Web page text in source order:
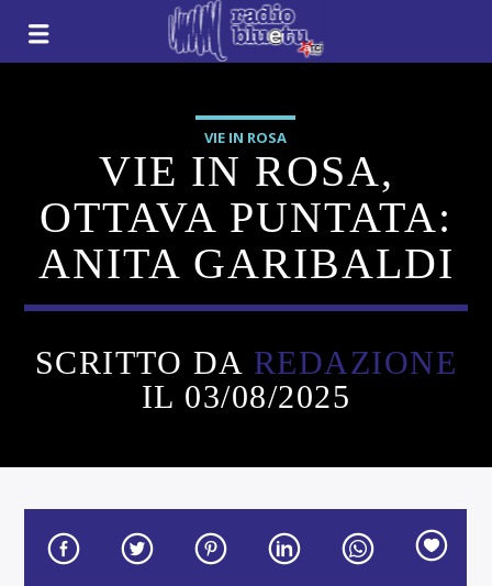
VIE IN ROSA
VIE IN ROSA,
OTTAVA PUNTATA:
ANITA GARIBALDI
SCRITTO DA REDAZIONE
IL 03/08/2025